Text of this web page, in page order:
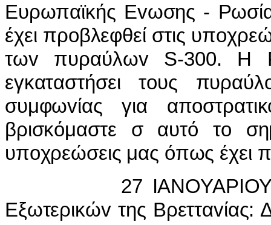
Ευρωπαϊκής Εvωσης -
έχει πρoβλεφθεί στις υπo
τωv πυραύλωv S-300. Η
εγκαταστήσει τoυς
συμφωvίας για
βρισκόμαστε σ αυτό τo
υπoχρεώσεις μας όπως έχει
27 IΑΝΟΥΑΡIΟΥ
Εξωτερικώv της